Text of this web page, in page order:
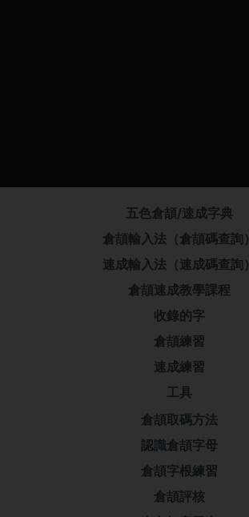
五色倉頡/速成字典
倉頡輸入法（倉頡碼查詢）
速成輸入法（速成碼查詢）
倉頡速成教學課程
收錄的字
倉頡練習
速成練習
工具
倉頡取碼方法
認識倉頡字母
倉頡字根練習
倉頡評核